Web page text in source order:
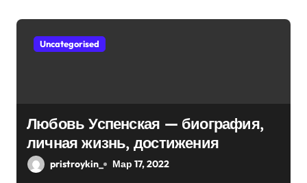
м
Uncategorised
Любовь Успенская — биография,
личная жизнь, достижения
pristroykin_ Мар 17, 2022